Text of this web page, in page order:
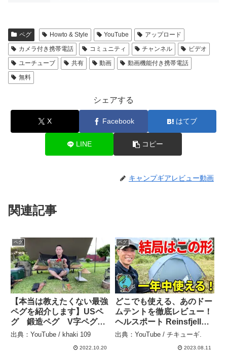
ペグ Howto & Style YouTube
アップロード
カメラ付き携帯電話
コミュニティ チャンネル
ビデオ
ユーチューブ
共有 動画
動画機能付き携帯電話
無料
シェアする
X Facebook はてブ
LINE コピー
キャンプギアレビュー動画
関連記事
ペグ
【本当は教えたくない最強
ペグを紹介します】USペ
グ 鍛造ペグ V字ペグ
Y字ペグ – khaki 109
出典：YouTube / khaki 109
2022.10.20
ペグ
どこでも使える、あのドー
ムテントを徹底レビュー！
ヘルスポート Reinsfjell
Superlight３ – チキュー
出典：YouTube / チキューギ.
2023.08.11